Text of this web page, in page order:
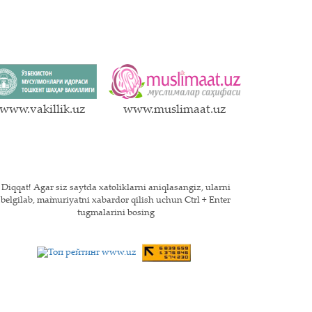
www.vakillik.uz www.muslimaat.uz
Diqqat! Agar siz saytda xatoliklarni aniqlasangiz, ularni
belgilab, ma`muriyatni xabardor qilish uchun Ctrl + Enter
tugmalarini bosing